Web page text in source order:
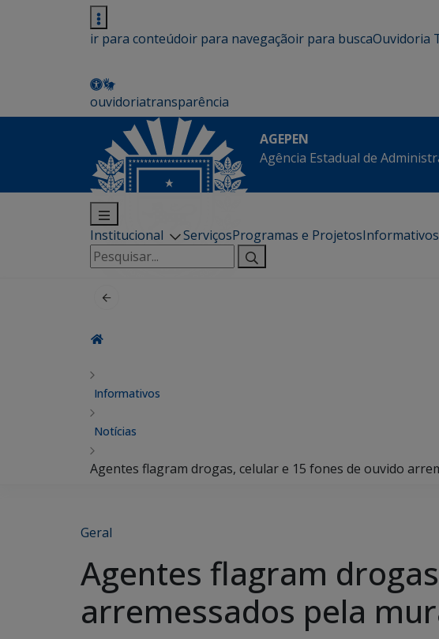
ir para conteúdoir para navegaçãoir para buscaOuvidoria
ouvidoriatransparência
AGEPEN
Agência Estadual de
Institucional ServiçosProgramas e ProjetosInformativos
Pesquisar
por:
Informativos
Notícias
Agentes flagram drogas, celular e 15 fones de ouvido
Geral
Agentes flagram
arremessados pela